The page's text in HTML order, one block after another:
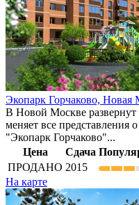
Экопарк Горчаково, Новая
В Новой Москве развернут
меняет все
"Экопарк Горчаково"...
Цена
Сдача
ПРОДАНО 2015
На карте